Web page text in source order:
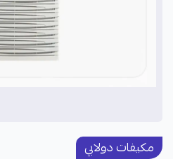
مكيفات دولابي